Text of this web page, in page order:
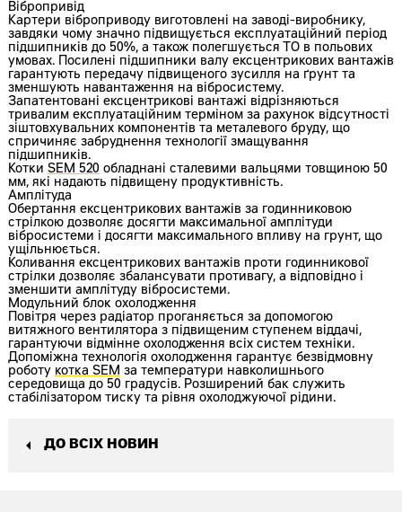
Вібропривід
Картери віброприводу виготовлені на заводі-виробнику,
завдяки чому значно підвищується експлуатаційний період
підшипників до 50%, а також полегшується ТО в польових
умовах. Посилені підшипники валу ексцентрикових вантажів
гарантують передачу підвищеного зусилля на ґрунт та
зменшують навантаження на вібросистему.
Запатентовані ексцентрикові вантажі відрізняються
тривалим експлуатаційним терміном за рахунок відсутності
зіштовхувальних компонентів та металевого бруду, що
спричиняє забруднення технології змащування
підшипників.
Котки SEM 520 обладнані сталевими вальцями товщиною 50
мм, які надають підвищену продуктивність.
Амплітуда
Обертання ексцентрикових вантажів за годинниковою
стрілкою дозволяє досягти максимальної амплітуди
вібросистеми і досягти максимального впливу на грунт, що
ущільнюється.
Коливання ексцентрикових вантажів проти годинникової
стрілки дозволяє збалансувати противагу, а відповідно і
зменшити амплітуду вібросистеми.
Модульний блок охолодження
Повітря через радіатор проганяється за допомогою
витяжного вентилятора з підвищеним ступенем віддачі,
гарантуючи відмінне охолодження всіх систем техніки.
Допоміжна технологія охолодження гарантує безвідмовну
роботу котка SEM за температури навколишнього
середовища до 50 градусів. Розширений бак служить
стабілізатором тиску та рівня охолоджуючої рідини.
ДО ВСІХ НОВИН